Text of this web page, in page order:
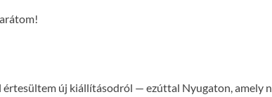
új kiállításodról — ezúttal Nyugaton, amely